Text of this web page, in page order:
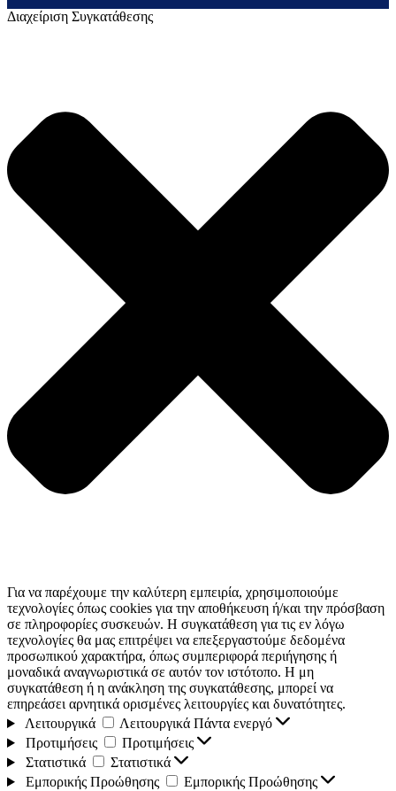
Διαχείριση Συγκατάθεσης
Για να παρέχουμε την καλύτερη εμπειρία, χρησιμοποιούμε
τεχνολογίες όπως cookies για την αποθήκευση ή/και την πρόσβαση
σε πληροφορίες συσκευών. Η συγκατάθεση για τις εν λόγω
τεχνολογίες θα μας επιτρέψει να επεξεργαστούμε δεδομένα
προσωπικού χαρακτήρα, όπως συμπεριφορά περιήγησης ή
μοναδικά αναγνωριστικά σε αυτόν τον ιστότοπο. Η μη
συγκατάθεση ή η ανάκληση της συγκατάθεσης, μπορεί να
επηρεάσει αρνητικά ορισμένες λειτουργίες και δυνατότητες.
Λειτουργικά
Λειτουργικά Πάντα ενεργό
Προτιμήσεις
Προτιμήσεις
Στατιστικά
Στατιστικά
Εμπορικής Προώθησης
Εμπορικής Προώθησης